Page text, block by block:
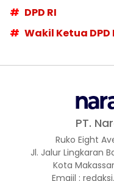
DPD RI
Wakil Ketua DPD
PT.
Ruko Eight
Jl. Jalur Lingkaran
Kota
Emaiil :